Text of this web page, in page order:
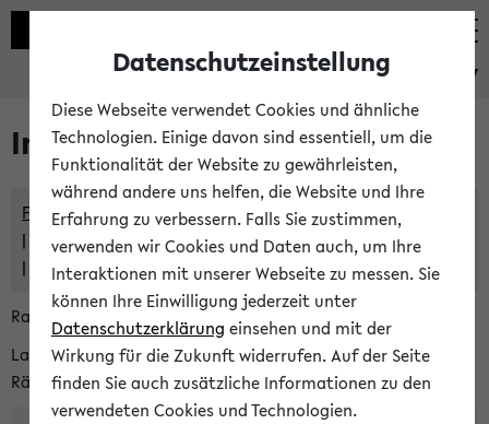
eKVV
Im eKVV verwaltete Räume
Freie Räume und Veranstaltungsüberschneidungen
Raumüberschneidungen
Hinweise der zentralen Raumvergabe
Raumanfragen:
raumvergabe@uni-bielefeld.de
Lassen Sie sich alle Räume anzeigen oder suchen Sie nach
Räumen mit bestimmten Eigenschaften:
Datenschutzeinstellung
Diese Webseite verwendet Cookies und ähnliche
Technologien. Einige davon sind essentiell, um die
Funktionalität der Website zu gewährleisten,
während andere uns helfen, die Website und Ihre
Erfahrung zu verbessern. Falls Sie zustimmen,
verwenden wir Cookies und Daten auch, um Ihre
Interaktionen mit unserer Webseite zu messen. Sie
können Ihre Einwilligung jederzeit unter
Datenschutzerklärung einsehen und mit der
Wirkung für die Zukunft widerrufen. Auf der Seite
finden Sie auch zusätzliche Informationen zu den
verwendeten Cookies und Technologien.